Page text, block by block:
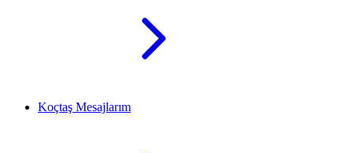
Koçtaş Mesajlarım